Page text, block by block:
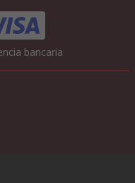
bancaria